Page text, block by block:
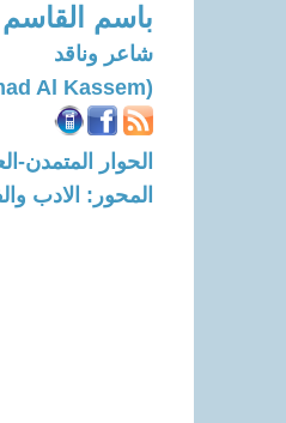
باسم القاسم
شاعر وناقد
(Bassem Ahmad Al Kassem)
الحوار المتمدن-العدد: 6340 - 2019 / 9
المحور: الادب